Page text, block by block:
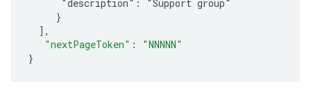
      "description": "Support group"
     }
] ,
"nextPageToken" :
"NNNNN"
}